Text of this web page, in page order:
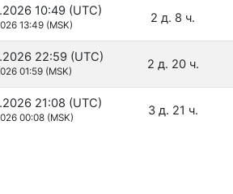
10:49 (UTC)
13:49 (MSK) 2 д. 8 ч.
22:59 (UTC)
01:59 (MSK) 2 д. 20 ч.
21:08 (UTC)
00:08 (MSK) 3 д. 21 ч.